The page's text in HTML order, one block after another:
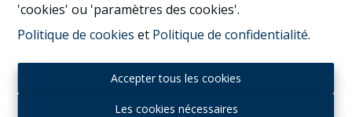
'cookies' ou 'paramètres des cookies'.
Politique de cookies et Politique de confidentialité.
Accepter tous les cookies
Les cookies nécessaires